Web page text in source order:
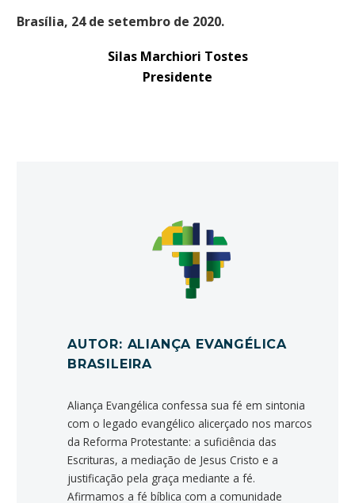
Brasília, 24 de setembro de 2020.
Silas Marchiori Tostes
Presidente
AUTOR: ALIANÇA EVANGÉLICA
BRASILEIRA
Aliança Evangélica confessa sua fé em sintonia
com o legado evangélico alicerçado nos marcos
da Reforma Protestante: a suficiência das
Escrituras, a mediação de Jesus Cristo e a
justificação pela graça mediante a fé.
Afirmamos a fé bíblica com a comunidade